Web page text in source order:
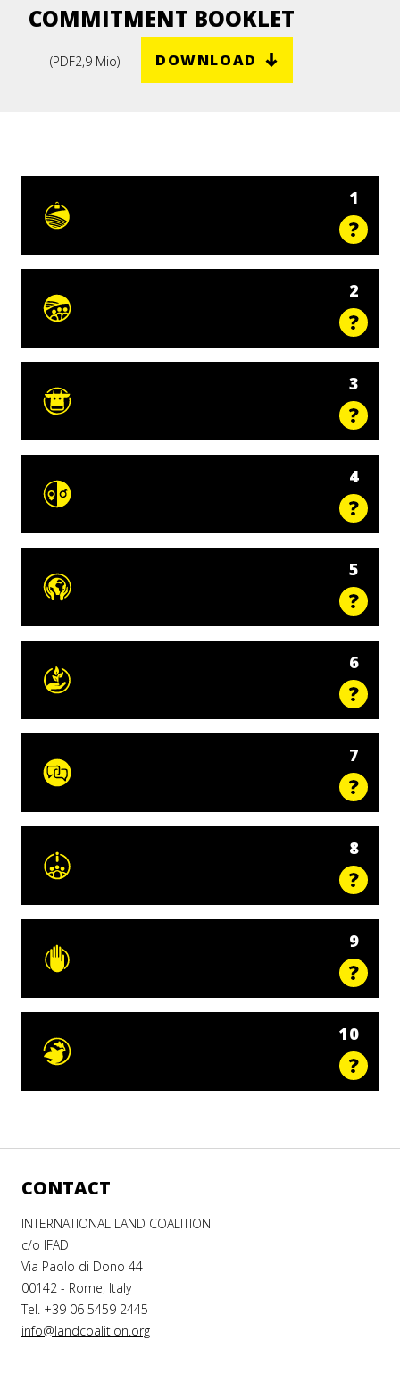
COMMITMENT BOOKLET
(PDF2,9 Mio) DOWNLOAD
1
2
3
4
5
6
7
8
9
10
CONTACT
INTERNATIONAL LAND COALITION
c/o IFAD
Via Paolo di Dono 44
00142 - Rome, Italy
Tel. +39 06 5459 2445
info@landcoalition.org